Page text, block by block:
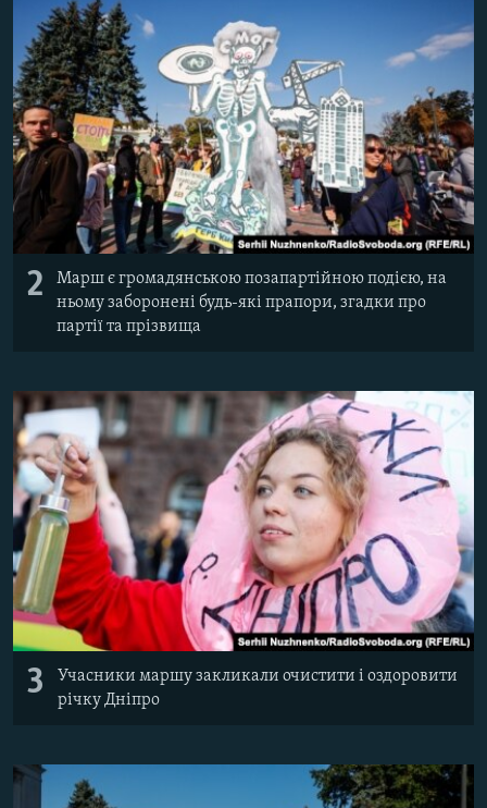
2
Марш є громадянською позапартійною подією, на
ньому заборонені будь-які прапори, згадки про
партії та прізвища
3
Учасники маршу закликали очистити і оздоровити
річку Дніпро